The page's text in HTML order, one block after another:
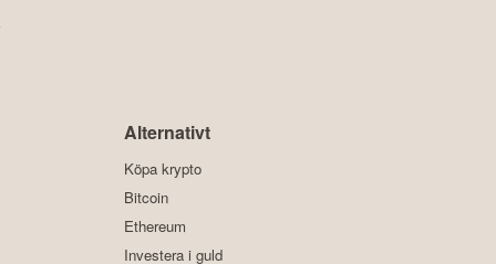
Alternativt
Köpa krypto
Bitcoin
Ethereum
Investera i guld